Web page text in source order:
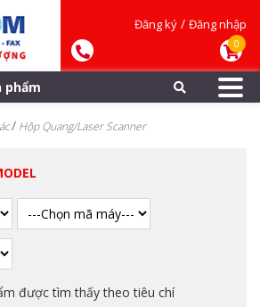
Đăng ký / Đăng nhập
0
phẩm
Hộp Quang/Laser Scanner
được tìm thấy theo tiêu chí